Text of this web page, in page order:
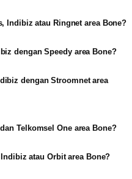
Indibiz atau Ringnet area Bone?
dengan Speedy area Bone?
dengan Stroomnet area
Telkomsel One area Bone?
atau Orbit area Bone?